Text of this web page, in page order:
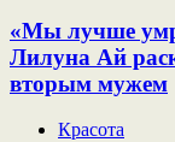
«Мы лучше
Лилуна Ай
вторым мужем
Красота